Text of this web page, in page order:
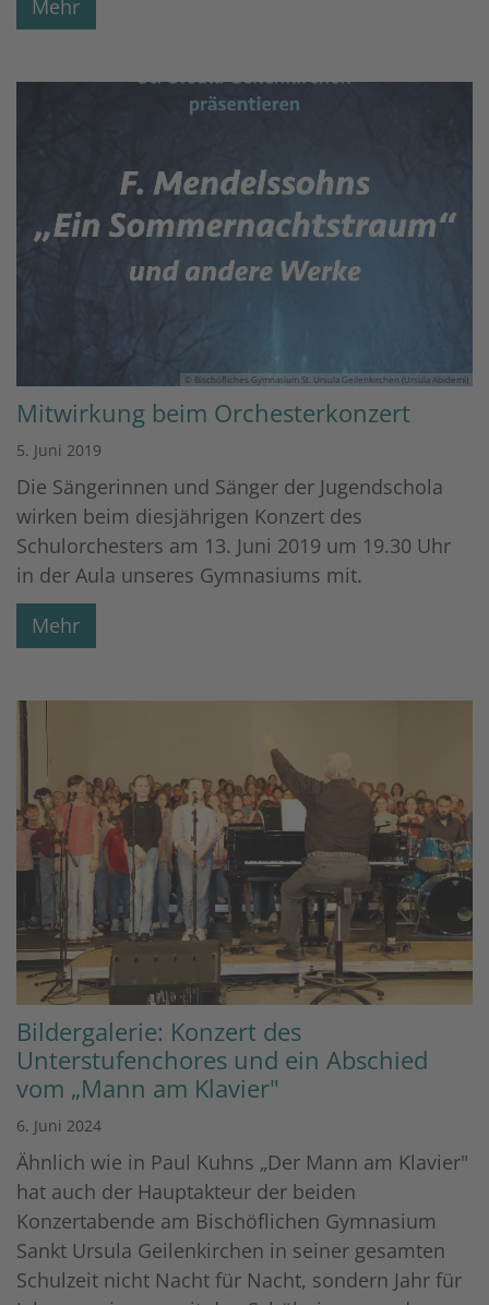
Mehr
© Bischöfliches Gymnasium St. Ursula Geilenkirchen (Ursula Abidemi)
Mitwirkung beim Orchesterkonzert
5. Juni 2019
Die Sängerinnen und Sänger der Jugendschola
wirken beim diesjährigen Konzert des
Schulorchesters am 13. Juni 2019 um 19.30 Uhr
in der Aula unseres Gymnasiums mit.
Mehr
Bildergalerie: Konzert des
Unterstufenchores und ein Abschied
vom „Mann am Klavier"
6. Juni 2024
Ähnlich wie in Paul Kuhns „Der Mann am Klavier"
hat auch der Hauptakteur der beiden
Konzertabende am Bischöflichen Gymnasium
Sankt Ursula Geilenkirchen in seiner gesamten
Schulzeit nicht Nacht für Nacht, sondern Jahr für